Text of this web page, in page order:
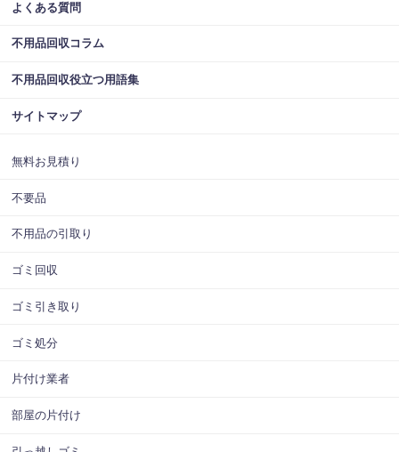
よくある質問
不用品回収コラム
不用品回収役立つ用語集
サイトマップ
無料お見積り
不要品
不用品の引取り
ゴミ回収
ゴミ引き取り
ゴミ処分
片付け業者
部屋の片付け